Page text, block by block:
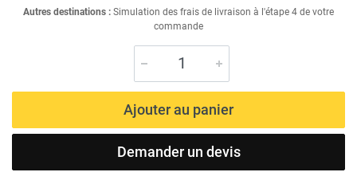
Autres destinations : Simulation des frais de livraison à l'étape 4 de votre
commande
Ajouter au panier
Demander un devis